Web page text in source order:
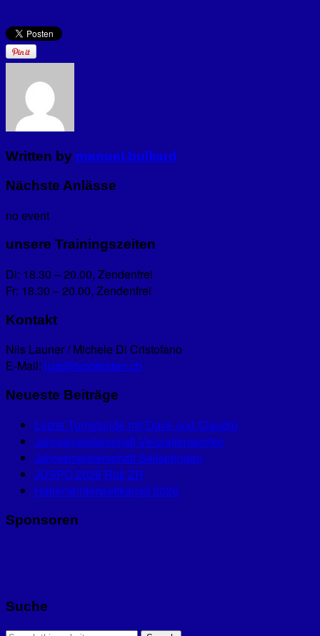
Written by manuel.bulliard
Nächste Anlässe
no event
unsere Trainingszeiten
Di: 18.30 – 20.00, Zendenfrei
Fr: 18.30 – 20.00, Zendenfrei
Kontakt
Nils Launer / Michele Di Cristofano
E-Mail: jugi@tvobfelden.ch
Neueste Beiträge
Letzte Turnstunde mit Dave und Claudio
Jahresmeisterschaft Veloreifenwerfen
Jahresmeisterschaft Seilspringen
JUSPO 2026 Rüti ZH
Hallenwinterwettkampf 2026
Sponsoren
Suche